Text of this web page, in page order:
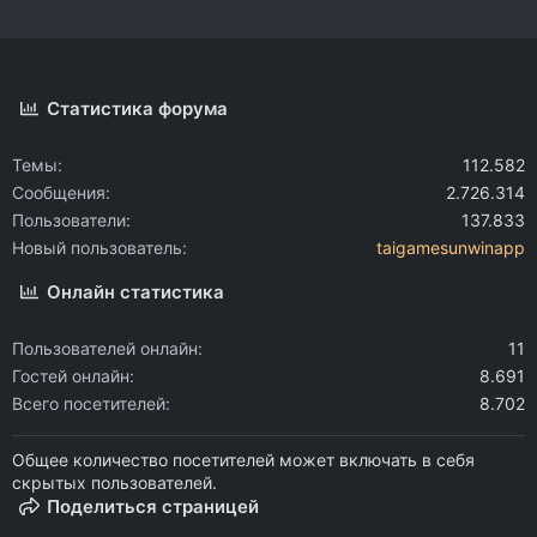
Статистика форума
Темы
112.582
Сообщения
2.726.314
Пользователи
137.833
Новый пользователь
taigamesunwinapp
Онлайн статистика
Пользователей онлайн
11
Гостей онлайн
8.691
Всего посетителей
8.702
Общее количество посетителей может включать в себя
скрытых пользователей.
Поделиться страницей